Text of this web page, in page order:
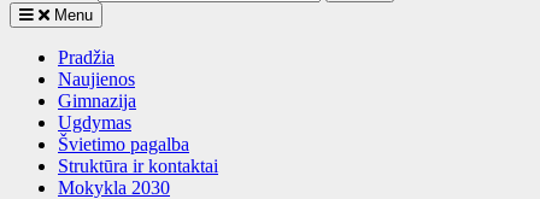
Menu
Pradžia
Naujienos
Gimnazija
Ugdymas
Švietimo pagalba
Struktūra ir kontaktai
Mokykla 2030